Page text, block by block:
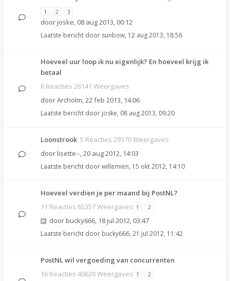
1 2 3
door joske, 08 aug 2013, 00:12
Laatste bericht door sunbow, 12 aug 2013, 18:56
Hoeveel uur loop ik nu eigenlijk? En hoeveel krijg ik
betaal
6 Reacties 26141 Weergaves
doorArcholm,22 feb 2013, 14:06
Laatste bericht door joske, 08 aug 2013, 09:20
Loonstrook 5 Reacties 29370 Weergaves
door lisette--,20 aug 2012, 14:03
Laatste bericht doorwillemien, 15 okt 2012, 14:10
Hoeveel verdien je per maand bij PostNL?
11 Reacties 65357 Weergaves 1 2
door bucky666, 18 jul 2012, 03:47
Laatste bericht door bucky666, 21 jul 2012, 11:42
PostNL wil vergoeding van concurrenten
16 Reacties 40620 Weergaves 1 2